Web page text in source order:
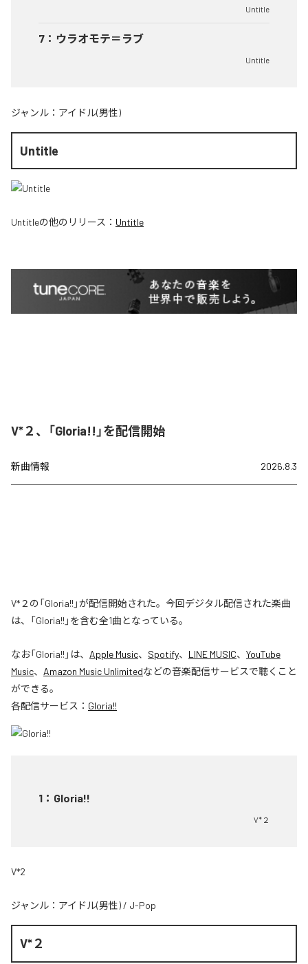
Untitle
7 ： ウラオモテ＝ラブ
Untitle
ジャンル： アイドル(男性)
Untitle
Untitleの他のリリース： Untitle
V*２、「Gloria!!」を配信開始
新曲情報 2026.8.3
V*２の「Gloria!!」が配信開始された。今回デジタル配信された楽曲
は、「Gloria!!」を含む全1曲となっている。
なお「Gloria!! 」は、 Apple Music、 Spotify、 LINE MUSIC、 YouTube
Music、 Amazon Music Unlimitedなどの音楽配信サービスで聴くこと
ができる。
各配信サービス： Gloria!!
1 ： Gloria!!
V*２
V*2
ジャンル： アイドル(男性) / J-Pop
V*２